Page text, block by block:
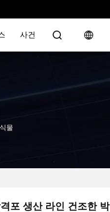
사건
물
포 생산 라인 건조한 박